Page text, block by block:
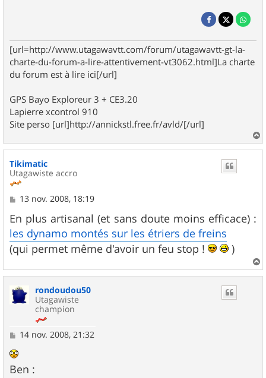
[url=http://www.utagawavtt.com/forum/utagawavtt-gt-la-
charte-du-forum-a-lire-attentivement-vt3062.html]La charte
du forum est à lire ici[/url]
GPS Bayo Exploreur 3 + CE3.20
Lapierre xcontrol 910
Site perso [url]http://annickstl.free.fr/avld/[/url]
a
u
Tikimatic
Utagawiste accro
M
s
s
a
g
e
13 nov. 2008, 18:19
En plus artisanal (et sans doute moins efficace) :
les dynamo montés sur les étriers de freins
(qui permet même d'avoir un feu stop !
)
a
rondoudou50
Utagawiste
champion
M
s
a
14 nov. 2008, 21:32
Ben :